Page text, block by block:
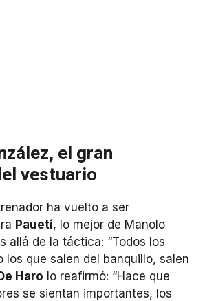
el gran
vestuario
ha vuelto a ser
Paueti, lo mejor de Manolo
allá de la táctica: “Todos los
los que salen del banquillo, salen
Haro lo reafirmó: “Hace que
se sientan importantes, los